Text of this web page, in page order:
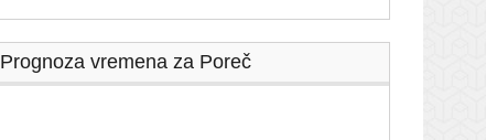
Prognoza vremena za Poreč